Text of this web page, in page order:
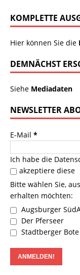
KOMPLETTE
Hier können Sie die
DEMNÄCHST
Siehe Mediadaten
NEWSLETTER
E-Mail *
Ich habe die
akzeptiere diese
Bitte wählen Sie,
erhalten möchten:
Augsburger
Der Pferseer
Stadtberger Bote